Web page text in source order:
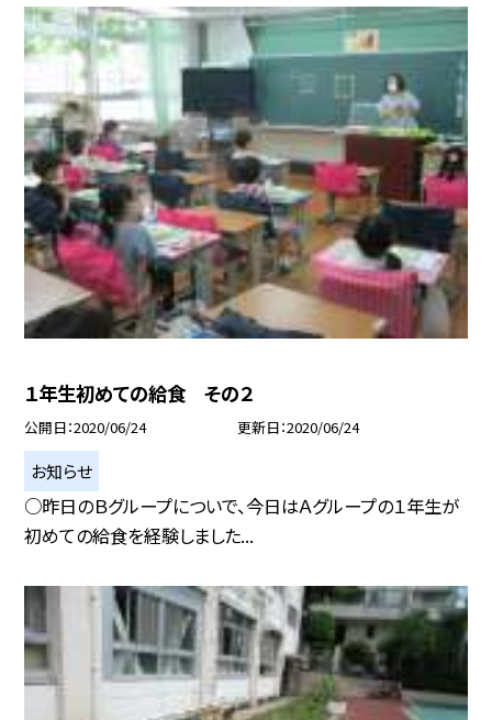
１年生初めての給食 その２
公開日 2020/06/24 更新日 2020/06/24
お知らせ
○昨日のＢグループについで、今日はＡグループの１年生が
初めての給食を経験しました...